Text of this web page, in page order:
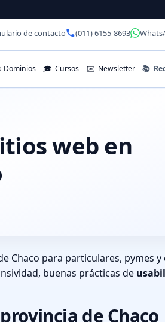
de contacto (011) 6155-8693
Dominios 🎓 Cursos ✉️ Newsletter 📚
web en
Chaco para particulares, pymes
buenas prácticas de
de Chaco